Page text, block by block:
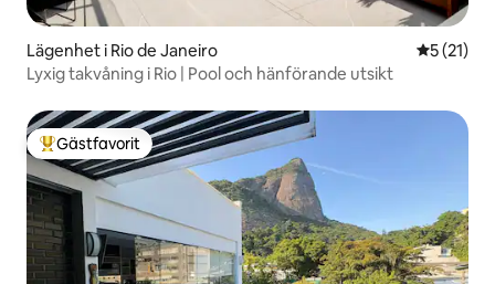
Lägenhet i Rio de Janeiro 5 av 5 i
5 (21)
Lyxig takvåning i Rio | Pool och hänförande utsikt
Populär gästfavorit
Gästfavorit